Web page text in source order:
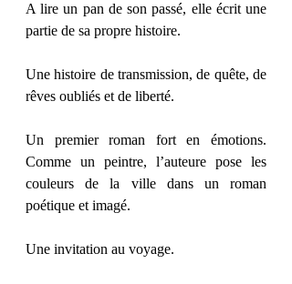
A lire un pan de son passé, elle écrit une
partie de sa propre histoire.
Une histoire de transmission, de quête, de
rêves oubliés et de liberté.
Un premier roman fort en émotions.
Comme un peintre, l’auteure pose les
couleurs de la ville dans un roman
poétique et imagé.
Une invitation au voyage.